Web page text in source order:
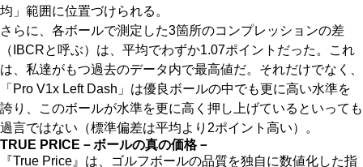
均」範囲に位置づけられる。
さらに、各ボールで測定した3箇所のコンプレッションの差
（IBCRと呼ぶ）は、平均でわずか1.07ポイントだった。これ
は、私達がもつ過去のデータ内で最高値だ。それだけでなく、
「Pro V1x Left Dash」は優良ボールの中でも更に高い水準を
誇り、このボールが水準を更に高く押し上げているといっても
過言ではない（標準偏差は平均より2ポイント高い）。
TRUE PRICE－ボールの真の価格－
『True Price』は、ゴルフボールの品質を独自に数値化した指